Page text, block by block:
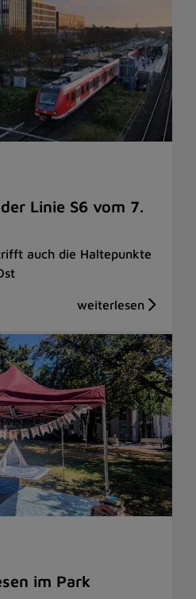
Linie S6 vom 7.
auch die Haltepunkte
im Park